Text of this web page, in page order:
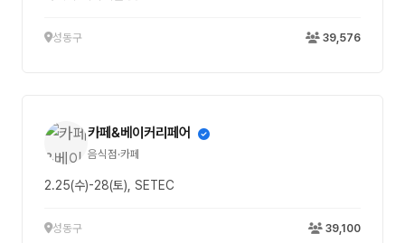
성동구 39,576
카페&베이커리페어
음식점·카페
2.25(수)-28(토), SETEC
성동구 39,100